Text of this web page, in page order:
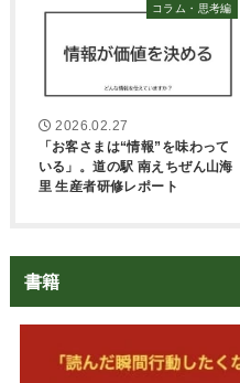
コラム・思考編
2026.02.27
「お客さまは“情報”を味わって
いる」。道の駅 南えちぜん山海
里 生産者研修レポート
書籍